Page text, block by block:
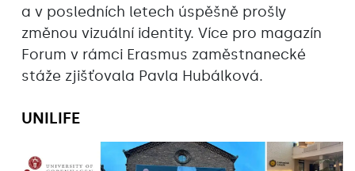
a v posledních letech úspěšně prošly
změnou vizuální identity. Více pro magazín
Forum v rámci Erasmus zaměstnanecké
stáže zjišťovala Pavla Hubálková.
UNILIFE